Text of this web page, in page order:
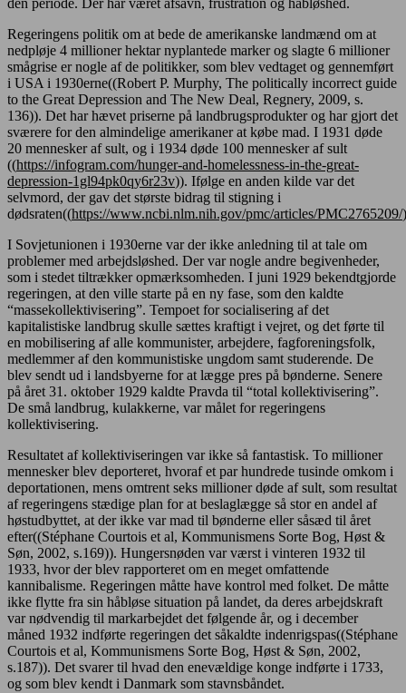
den periode. Der har været afsavn, frustration og håbløshed.
Regeringens politik om at bede de amerikanske landmænd om at
nedpløje 4 millioner hektar nyplantede marker og slagte 6 millioner
smågrise er nogle af de politikker, som blev vedtaget og gennemført
i USA i 1930erne((Robert P. Murphy, The politically incorrect guide
to the Great Depression and The New Deal, Regnery, 2009, s.
136)). Det har hævet priserne på landbrugsprodukter og har gjort det
sværere for den almindelige amerikaner at købe mad. I 1931 døde
20 mennesker af sult, og i 1934 døde 100 mennesker af sult
((https://infogram.com/hunger-and-homelessness-in-the-great-
depression-1gl94pk0qy6r23v)). Ifølge en anden kilde var det
selvmord, der gav det største bidrag til stigning i
dødsraten((https://www.ncbi.nlm.nih.gov/pmc/articles/PMC2765209/
I Sovjetunionen i 1930erne var der ikke anledning til at tale om
problemer med arbejdsløshed. Der var nogle andre begivenheder,
som i stedet tiltrækker opmærksomheden. I juni 1929 bekendtgjorde
regeringen, at den ville starte på en ny fase, som den kaldte
“massekollektivisering”. Tempoet for socialisering af det
kapitalistiske landbrug skulle sættes kraftigt i vejret, og det førte til
en mobilisering af alle kommunister, arbejdere, fagforeningsfolk,
medlemmer af den kommunistiske ungdom samt studerende. De
blev sendt ud i landsbyerne for at lægge pres på bønderne. Senere
på året 31. oktober 1929 kaldte Pravda til “total kollektivisering”.
De små landbrug, kulakkerne, var målet for regeringens
kollektivisering.
Resultatet af kollektiviseringen var ikke så fantastisk. To millioner
mennesker blev deporteret, hvoraf et par hundrede tusinde omkom i
deportationen, mens omtrent seks millioner døde af sult, som resultat
af regeringens stædige plan for at beslaglægge så stor en andel af
høstudbyttet, at der ikke var mad til bønderne eller såsæd til året
efter((Stéphane Courtois et al, Kommunismens Sorte Bog, Høst &
Søn, 2002, s.169)). Hungersnøden var værst i vinteren 1932 til
1933, hvor der blev rapporteret om en meget omfattende
kannibalisme. Regeringen måtte have kontrol med folket. De måtte
ikke flytte fra sin håbløse situation på landet, da deres arbejdskraft
var nødvendig til markarbejdet det følgende år, og i december
måned 1932 indførte regeringen det såkaldte indenrigspas((Stéphane
Courtois et al, Kommunismens Sorte Bog, Høst & Søn, 2002,
s.187)). Det svarer til hvad den enevældige konge indførte i 1733,
og som blev kendt i Danmark som stavnsbåndet.